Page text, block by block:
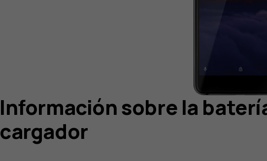
Información sobre la
cargador